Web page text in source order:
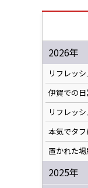
2026年
リフレッシ
伊賀での日
リフレッシ
本気でタ
置かれた場
2025年